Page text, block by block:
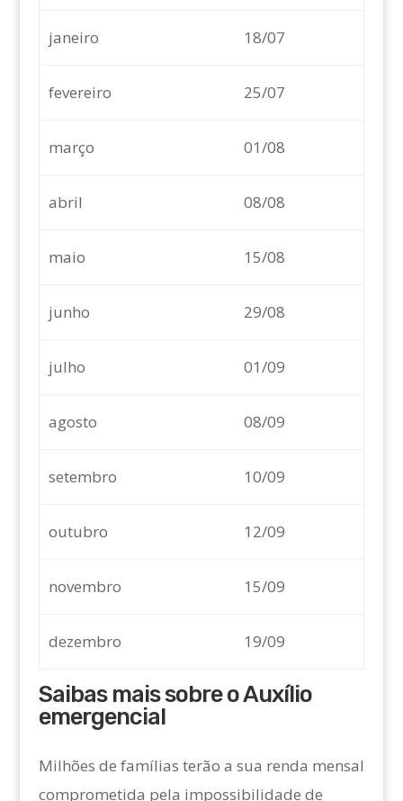
janeiro 18/07
fevereiro 25/07
março 01/08
abril 08/08
maio 15/08
junho 29/08
julho 01/09
agosto 08/09
setembro 10/09
outubro 12/09
novembro 15/09
dezembro 19/09
Saibas mais sobre o Auxílio
emergencial
Milhões de famílias terão a sua renda mensal
comprometida pela impossibilidade de